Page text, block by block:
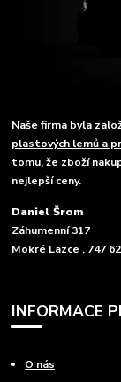
Naše firma byla
plastových lemů a
tomu, že zboží
nejlepší ceny.
Daniel Šrom
Záhumenní 317
Mokré Lazce , 747 62
INFORMACE
O nás